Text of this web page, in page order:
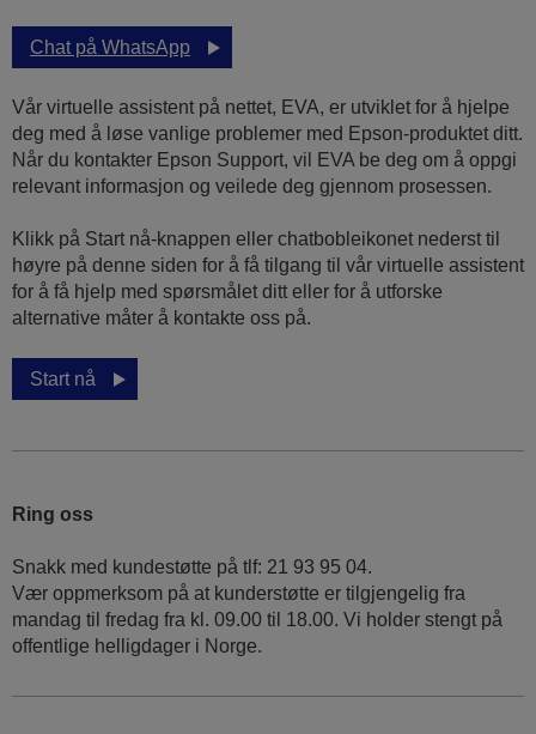
Chat på WhatsApp
Vår virtuelle assistent på nettet, EVA, er utviklet for å hjelpe
deg med å løse vanlige problemer med Epson-produktet ditt.
Når du kontakter Epson Support, vil EVA be deg om å oppgi
relevant informasjon og veilede deg gjennom prosessen.
Klikk på Start nå-knappen eller chatbobleikonet nederst til
høyre på denne siden for å få tilgang til vår virtuelle assistent
for å få hjelp med spørsmålet ditt eller for å utforske
alternative måter å kontakte oss på.
Start nå
Ring oss
Snakk med kundestøtte på tlf: 21 93 95 04.
Vær oppmerksom på at kunderstøtte er tilgjengelig fra
mandag til fredag fra kl. 09.00 til 18.00. Vi holder stengt på
offentlige helligdager i Norge.